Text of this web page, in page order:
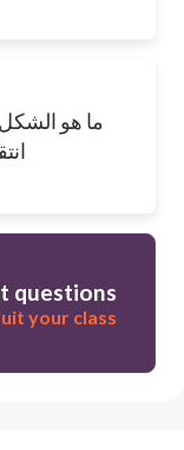
ما هو الشكل
questions
your class